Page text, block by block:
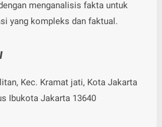
menganalisis fakta untuk
yang kompleks dan faktual.
Kec. Kramat jati, Kota Jakarta
Ibukota Jakarta 13640